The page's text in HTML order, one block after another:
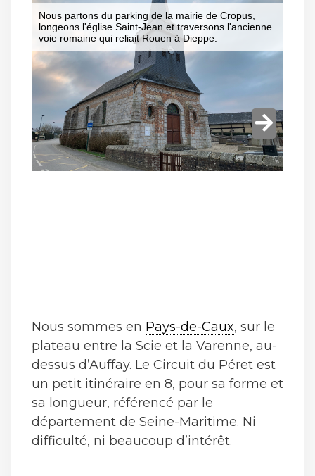
Nous sommes en Pays-de-Caux, sur le
plateau entre la Scie et la Varenne, au-
dessus d’Auffay. Le Circuit du Péret est
un petit itinéraire en 8, pour sa forme et
sa longueur, référencé par le
département de Seine-Maritime. Ni
difficulté, ni beaucoup d’intérêt.